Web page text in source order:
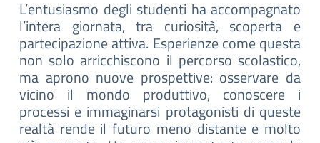
L’entusiasmo degli studenti ha accompagnato
l’intera giornata, tra curiosità, scoperta e
partecipazione attiva. Esperienze come questa
non solo arricchiscono il percorso scolastico,
ma aprono nuove prospettive: osservare da
vicino il mondo produttivo, conoscere i
processi e immaginarsi protagonisti di queste
realtà rende il futuro meno distante e molto